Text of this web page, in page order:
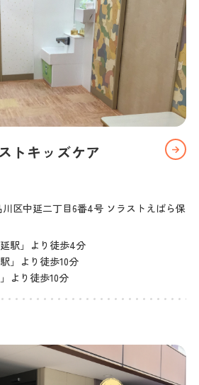
トキッズケア
川区中延二丁目6番4号 ソラストえばら保
駅」より徒歩4分
」より徒歩10分
より徒歩10分